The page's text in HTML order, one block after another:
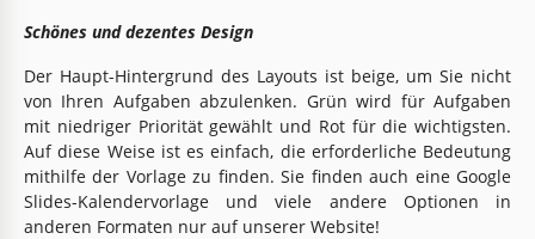
Schönes und dezentes Design
Der Haupt-Hintergrund des Layouts ist beige, um Sie nicht
von Ihren Aufgaben abzulenken. Grün wird für Aufgaben
mit niedriger Priorität gewählt und Rot für die wichtigsten.
Auf diese Weise ist es einfach, die erforderliche Bedeutung
mithilfe der Vorlage zu finden. Sie finden auch eine Google
Slides-Kalendervorlage und viele andere Optionen in
anderen Formaten nur auf unserer Website!